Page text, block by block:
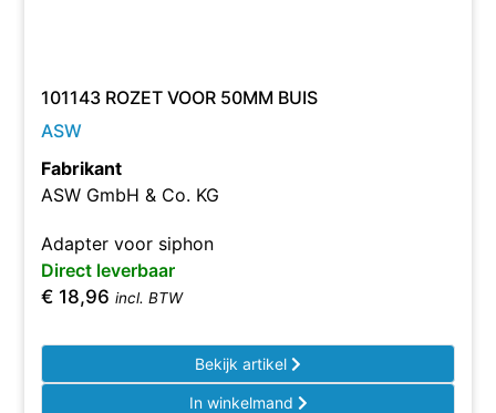
101143 ROZET VOOR 50MM BUIS
ASW
Fabrikant
ASW GmbH & Co. KG
Adapter voor siphon
Direct leverbaar
€ 18,96 incl. BTW
Bekijk artikel
In winkelmand